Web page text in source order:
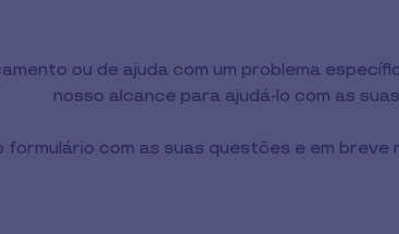
ou de ajuda com um problema
nosso alcance para ajudá-lo com as
formulário com as suas questões e em